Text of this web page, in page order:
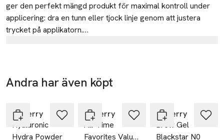
ger den perfekt mängd produkt för maximal kontroll under
applicering: dra en tunn eller tjock linje genom att justera
trycket på applikatorn.
- "HIGH PURITY CARBON BLACK PIGMENTS`" som
- "MIX OF FILM-FORMING AGENTS" som har filmbildande
Jentry (UK) Ltd
4th floor
SW7 5BE London
UK
Andra har även köpt
By Terry
Hyaluronic
Hydra Powder
By Terry
All-Time
Favorites Value
By Terry
Brow Gel
Blackstar N0